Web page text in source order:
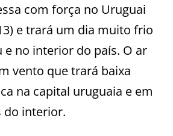
com força no Uruguai
e trará um dia muito frio
e no interior do país. O ar
vento que trará baixa
na capital uruguaia e em
do interior.